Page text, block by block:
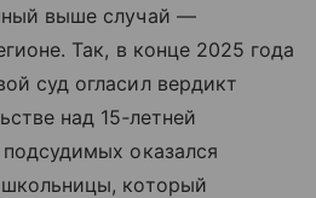
выше случай —
Так, в конце 2025 года
суд огласил вердикт
над 15‑летней
оказался
который